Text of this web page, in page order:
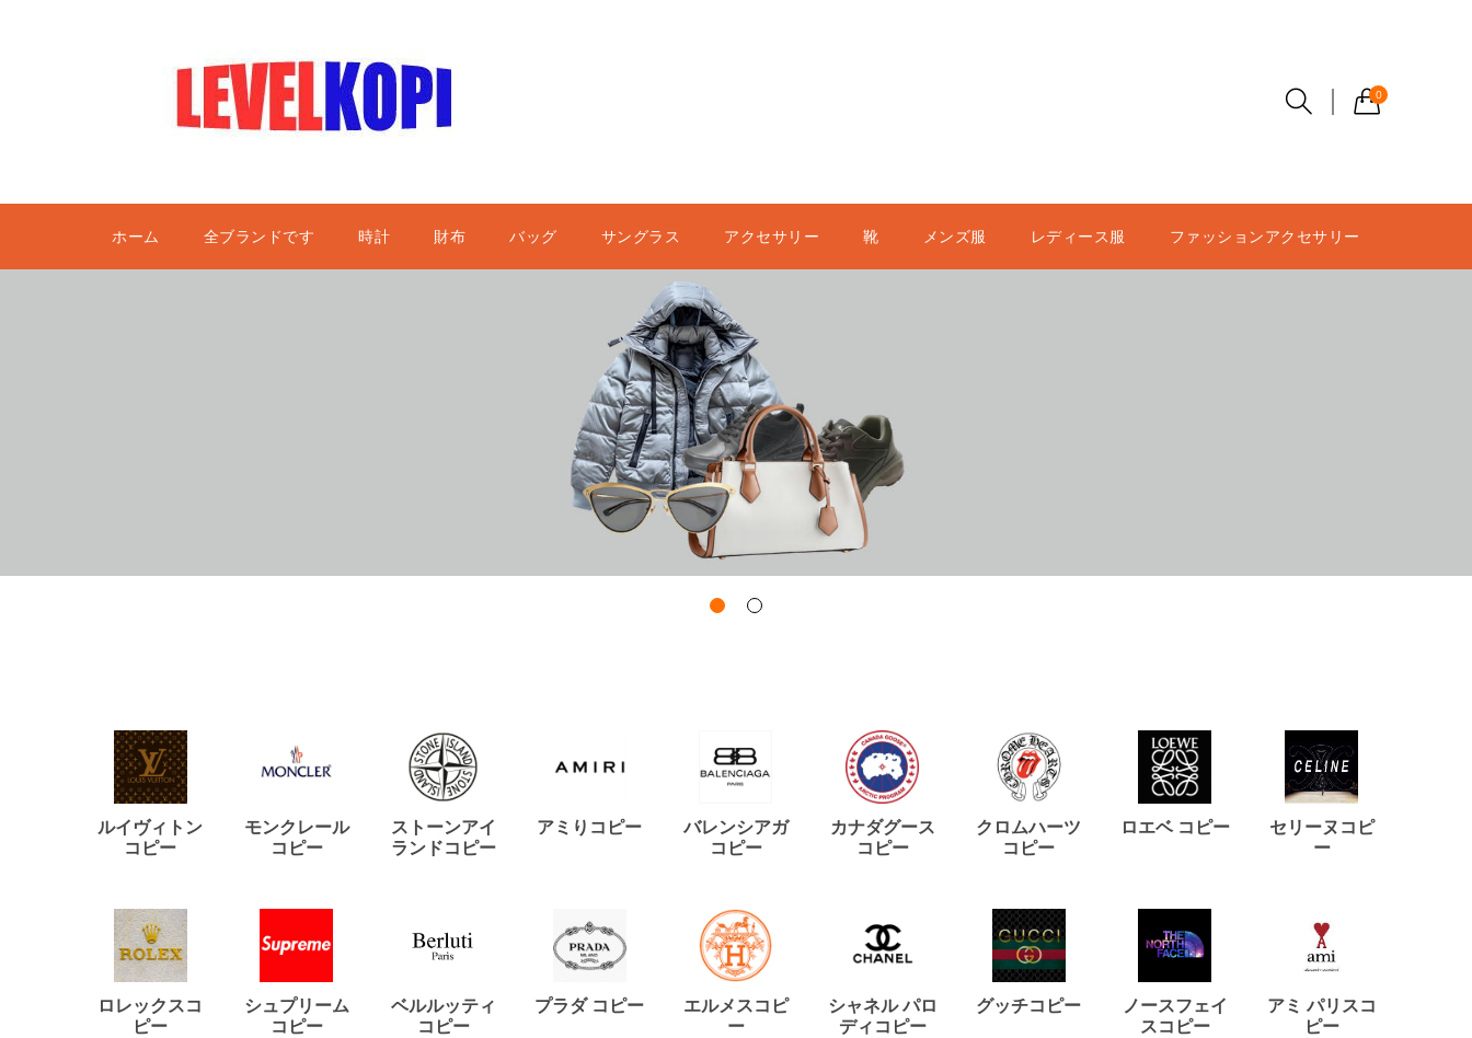
0
ホーム 全ブランドです 時計 財布 バッグ サングラス アクセサリー 靴 メンズ服 レディース服 ファッションアクセサリー
ルイヴィトン
コピー
モンクレール
コピー
ストーンアイ
ランドコピー
アミりコピー
バレンシアガ
コピー
カナダグース
コピー
クロムハーツ
コピー
ロエベ コピー
セリーヌコピ
ー
ロレックスコ
ピー
シュプリーム
コピー
ベルルッティ
コピー
プラダ コピー
エルメスコピ
ー
シャネル パロ
ディコピー
グッチコピー
ノースフェイ
スコピー
アミ パリスコ
ピー